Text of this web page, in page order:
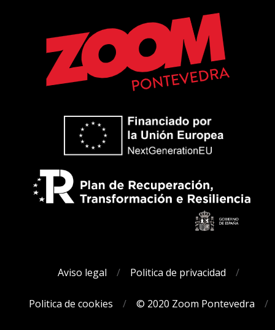
Aviso legal Politica de privacidad
Politica de cookies © 2020 Zoom Pontevedra